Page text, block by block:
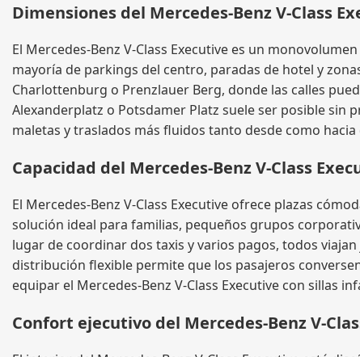
Dimensiones del Mercedes-Benz V-Class
El Mercedes-Benz V-Class Executive es un
mayoría de parkings del centro, paradas de hotel y
Charlottenburg o Prenzlauer Berg, donde las calles
Alexanderplatz o Potsdamer Platz suele ser posible sin
maletas y traslados más fluidos tanto desde como hacia
Capacidad del Mercedes-Benz V-Class
El Mercedes-Benz V-Class Executive ofrece plazas
solución ideal para familias, pequeños grupos
lugar de coordinar dos taxis y varios pagos, todos
distribución flexible permite que los pasajeros
equipar el Mercedes-Benz V-Class Executive con sillas
Confort ejecutivo del Mercedes-Benz V-